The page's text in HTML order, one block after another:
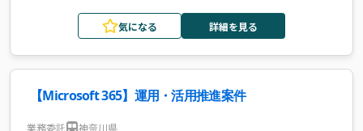
気になる 詳細を見る
【Microsoft 365】運用・活用推進案件
業務委託 神奈川県